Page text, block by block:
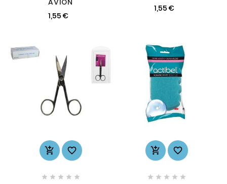
AVION
1,55 €
1,55 €
 
    
 
    